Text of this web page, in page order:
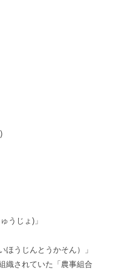
うじょ)」
うじんとうかそん）」
織されていた「農事組合